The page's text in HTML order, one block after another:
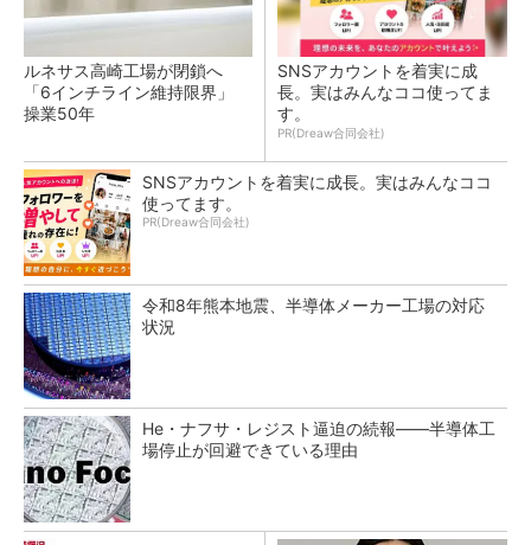
ルネサス高崎工場が閉鎖へ
「6インチライン維持限界」
操業50年
SNSアカウントを着実に成
長。実はみんなココ使ってま
す。
PR(Dreaw合同会社)
SNSアカウントを着実に成長。実はみんなココ
使ってます。
PR(Dreaw合同会社)
令和8年熊本地震、半導体メーカー工場の対応
状況
He・ナフサ・レジスト逼迫の続報――半導体工
場停止が回避できている理由